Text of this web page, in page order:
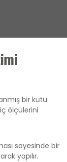
bir kutu
ölçülerini
sayesinde bir
yapılır.